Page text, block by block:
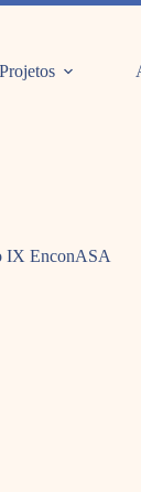
Projetos
IX EnconASA